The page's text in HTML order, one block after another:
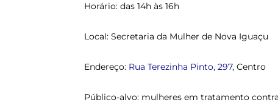
Horário: das 14h às 16h
Local: Secretaria da Mulher de Nova Iguaçu
Endereço: Rua Terezinha Pinto, 297, Centro
Público-alvo: mulheres em tratamento